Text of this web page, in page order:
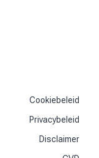
Cookiebeleid
Privacybeleid
Disclaimer